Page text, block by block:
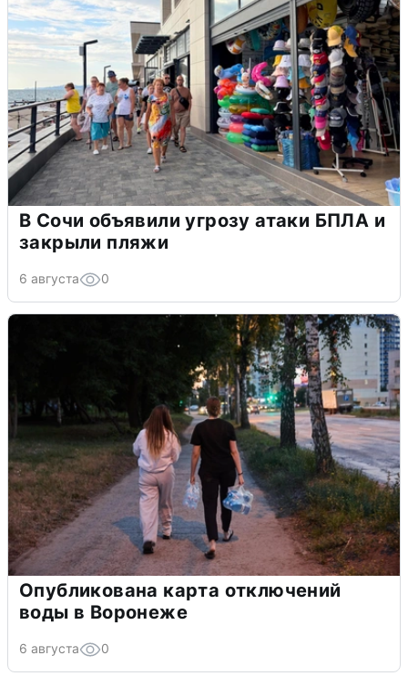
В Сочи объявили угрозу атаки БПЛА и
закрыли пляжи
6 августа 0
Опубликована карта отключений
воды в Воронеже
6 августа 0